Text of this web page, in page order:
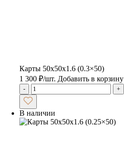
Карты 50x50x1.6 (0.3×50)
1 300 ₽/шт. Добавить в корзину
- +
В наличии